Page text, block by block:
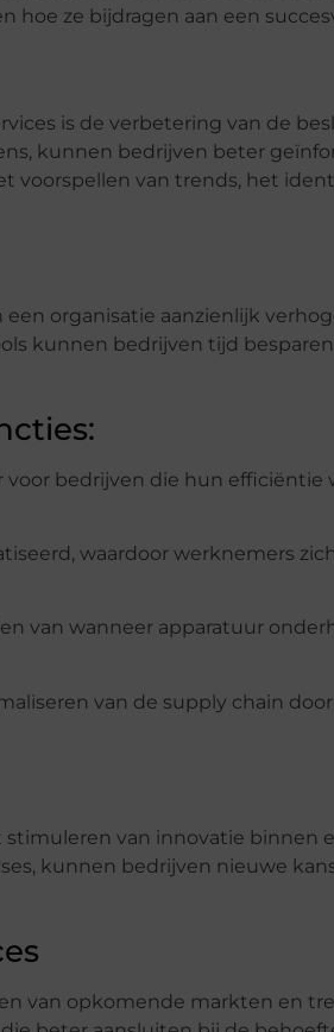
hoe ze bijdragen aan een
is de verbetering van de
kunnen bedrijven beter
voorspellen van trends, het
organisatie aanzienlijk
kunnen bedrijven tijd
bedrijven die hun
waardoor werknemers
van wanneer apparatuur
van de supply chain
stimuleren van innovatie binnen
kunnen bedrijven nieuwe
van opkomende markten en